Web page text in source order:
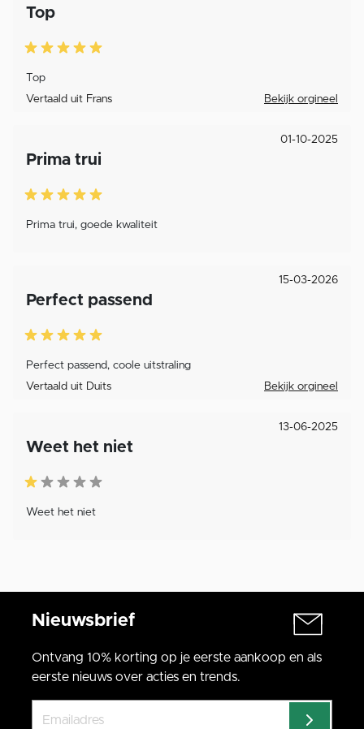
Top
Top
Vertaald uit Frans
Bekijk orgineel
Prima trui
Prima trui, goede kwaliteit
01-10-2025
Perfect passend
Perfect passend, coole uitstraling
15-03-2026
Vertaald uit Duits Bekijk orgineel
Weet het niet
Weet het niet
13-06-2025
Nieuwsbrief
Ontvang 10% korting op je eerste aankoop en als
eerste nieuws over acties en trends.